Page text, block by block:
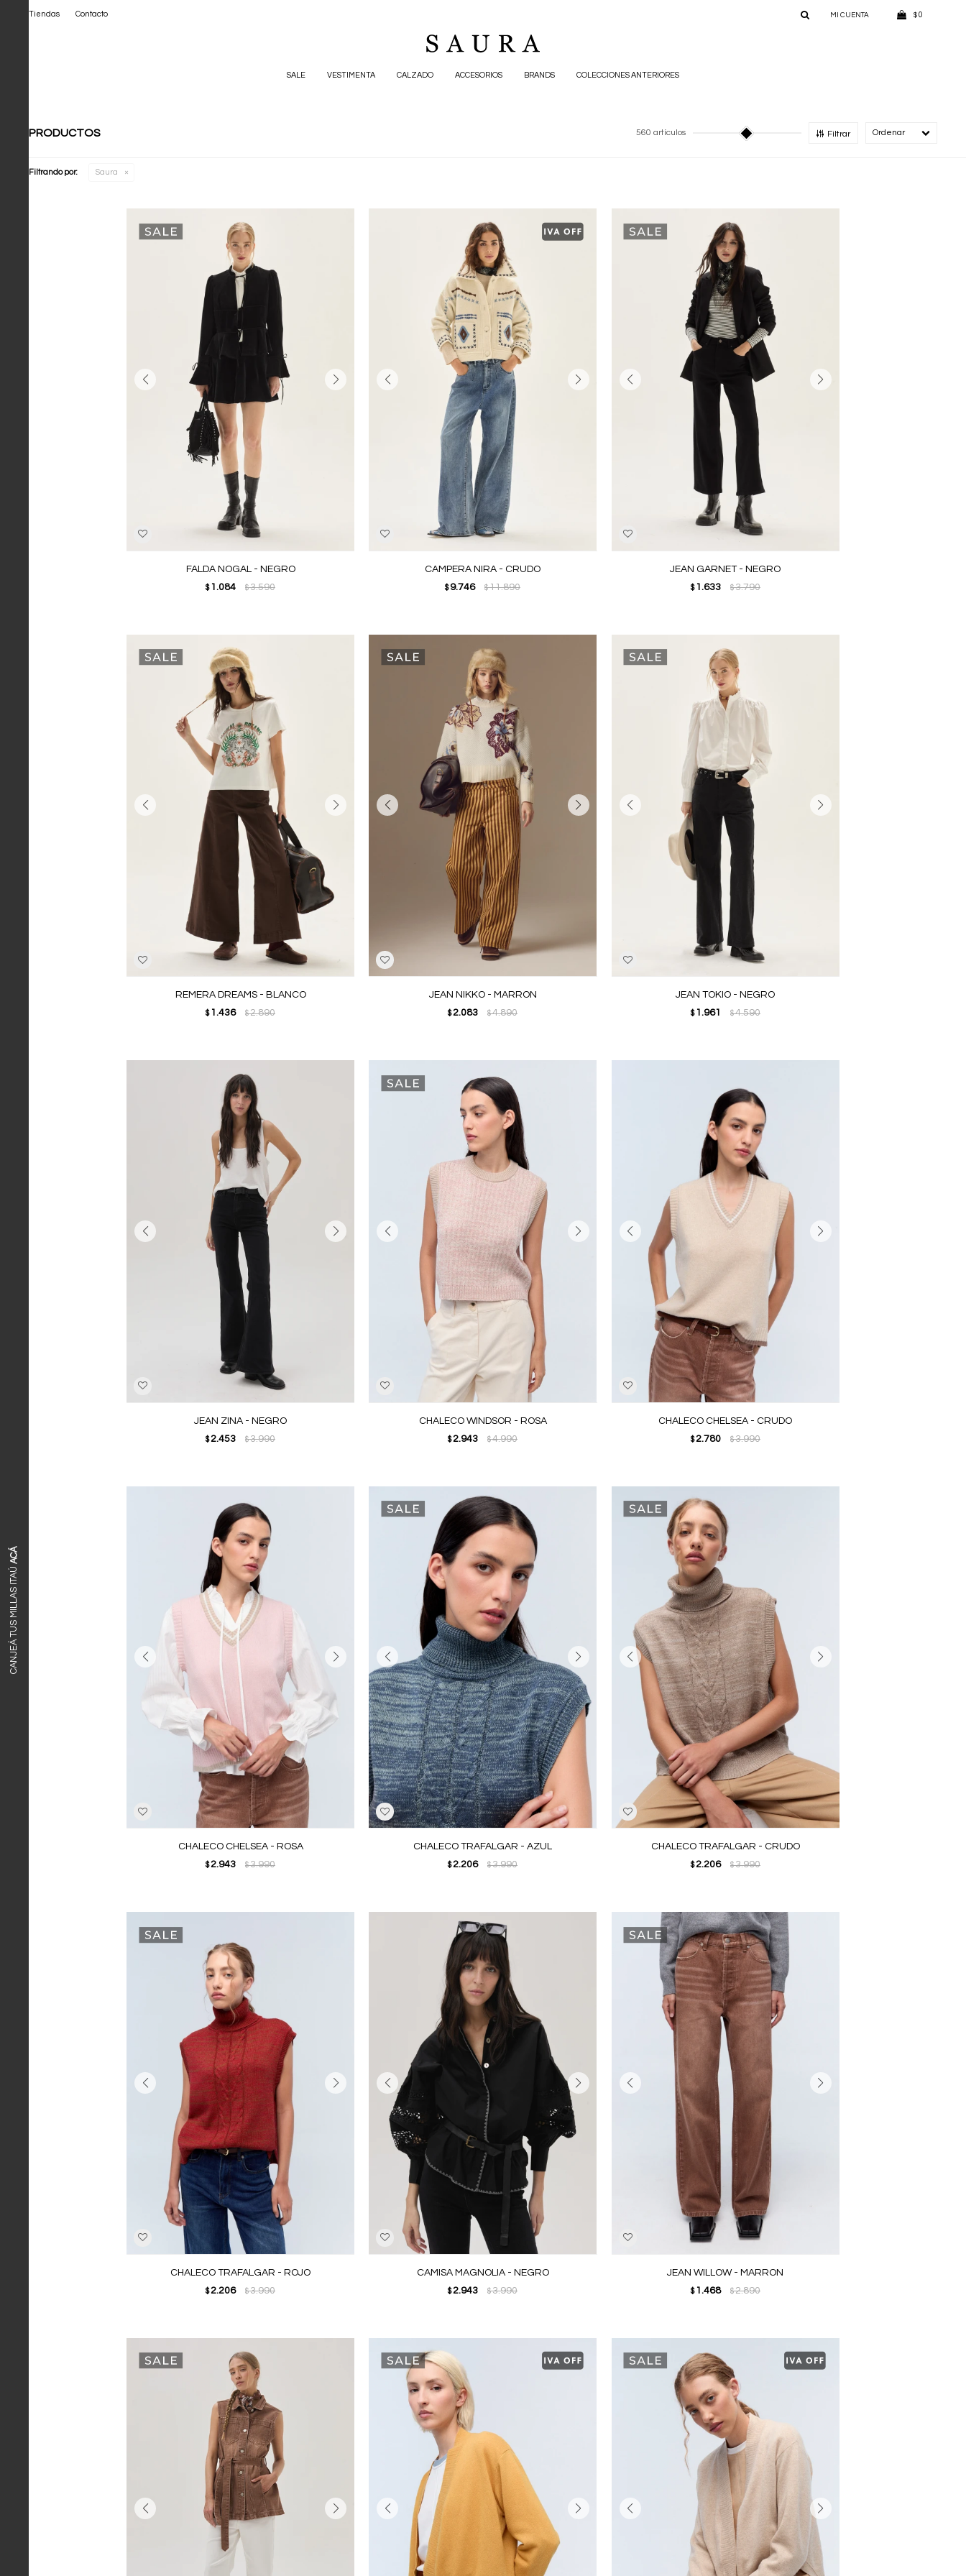
SALE VESTIMENTA CALZADO ACCESORIOS BRANDS COLECCIONES ANTERIORES
$ 0
Tiendas Contacto
CANJEÁ TUS MILLAS ITAÚ
ACÁ
PRODUCTOS 560 artículos Filtrar
Filtrando por: Saura
FALDA NOGAL - NEGRO
$ 1.084 $3.590
CAMPERA NIRA - CRUDO
$ 9.746 $11.890
JEAN GARNET - NEGRO
$ 1.633 $3.790
REMERA DREAMS - BLANCO
$ 1.436 $2.890
JEAN NIKKO - MARRON
$2.083 $4.890
JEAN TOKIO - NEGRO
$ 1.961 $4.590
JEAN ZINA - NEGRO
$2.453 $3.990
CHALECO WINDSOR - ROSA
$2.943 $4.990
CHALECO CHELSEA - CRUDO
$ 2.780 $3.990
CHALECO CHELSEA - ROSA
$2.943 $3.990
CHALECO TRAFALGAR - AZUL
$2.206 $3.990
CHALECO TRAFALGAR - CRUDO
$ 2.206 $3.990
CHALECO TRAFALGAR - ROJO
$2.206 $3.990
CAMISA MAGNOLIA - NEGRO
$2.943 $3.990
JEAN WILLOW - MARRON
$ 1.468 $2.890